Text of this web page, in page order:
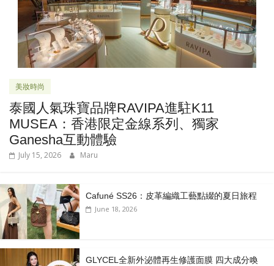
美妝時尚
泰國人氣珠寶品牌RAVIPA進駐K11
MUSEA：香港限定金線系列、獨家
Ganesha互動體驗
July 15, 2026 Maru
Cafuné SS26：皮革編織工藝點綴的夏日旅程
June 18, 2026
GLYCEL全新外泌體再生修護面膜 四大成分喚